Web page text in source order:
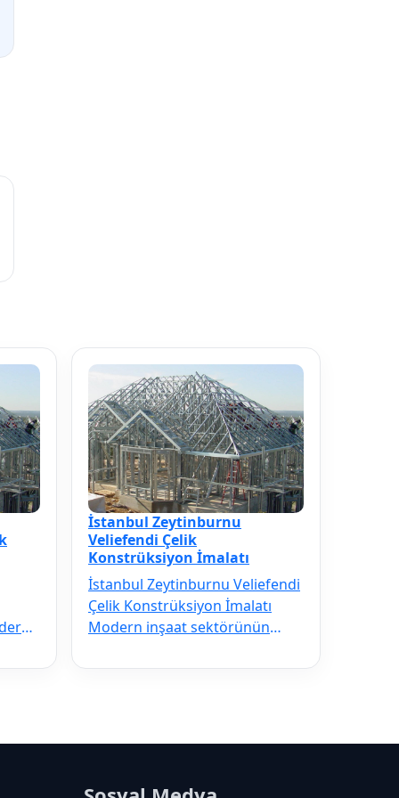
İstanbul Zeytinburnu
Veliefendi Çelik
Konstrüksiyon İmalatı
İstanbul Zeytinburnu Veliefendi
Çelik Konstrüksiyon İmalatı
Modern inşaat sektörünün
Zeytinbu…